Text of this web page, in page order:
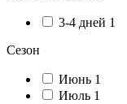
3-4 дней 1
Сезон
Июнь 1
Июль 1